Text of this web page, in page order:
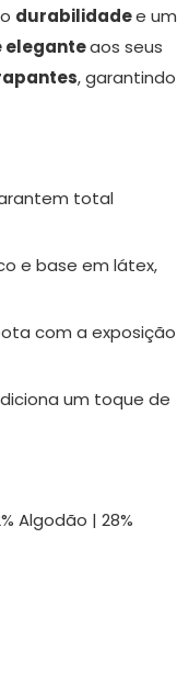
durabilidadee um
eleganteaos seus
, garantindo
total
e base em látex,
com a exposição
um toque de
Algodão | 28%